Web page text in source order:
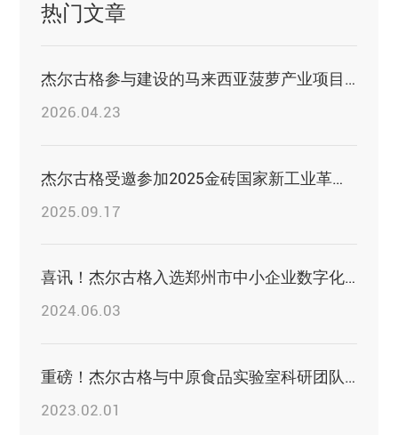
热门文章
杰尔古格参与建设的马来西亚菠萝产业项目迎来政府代表团参观交流
2026.04.23
杰尔古格受邀参加2025金砖国家新工业革命伙伴关系论坛
2025.09.17
喜讯！杰尔古格入选郑州市中小企业数字化转型第一批试点企业名单
2024.06.03
重磅！杰尔古格与中原食品实验室科研团队签订战略合作协议
2023.02.01